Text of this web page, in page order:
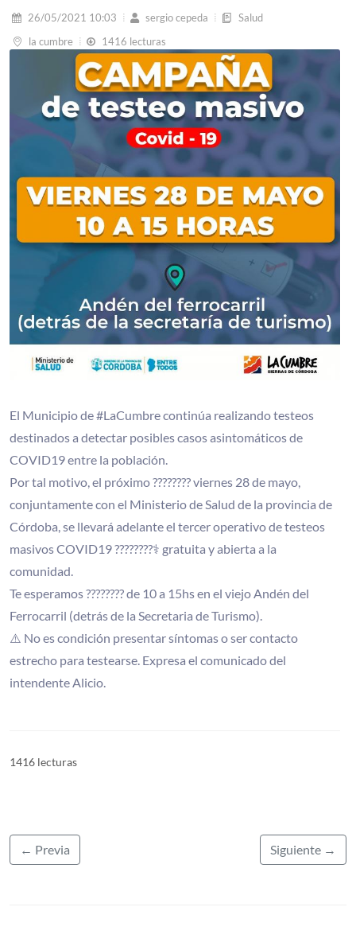
26/05/2021 10:03 sergio cepeda
Salud
la cumbre
1416 lecturas
El Municipio de #LaCumbre continúa realizando testeos
destinados a detectar posibles casos asintomáticos de
COVID19 entre la población.
Por tal motivo, el próximo ???????? viernes 28 de mayo,
conjuntamente con el Ministerio de Salud de la provincia de
Córdoba, se llevará adelante el tercer operativo de testeos
masivos COVID19 ????????‍⚕️ gratuita y abierta a la
comunidad.
Te esperamos ???????? de 10 a 15hs en el viejo Andén del
Ferrocarril (detrás de la Secretaria de Turismo).
⚠️ No es condición presentar síntomas o ser contacto
estrecho para testearse. Expresa el comunicado del
intendente Alicio.
1416 lecturas
← Previa Siguiente →